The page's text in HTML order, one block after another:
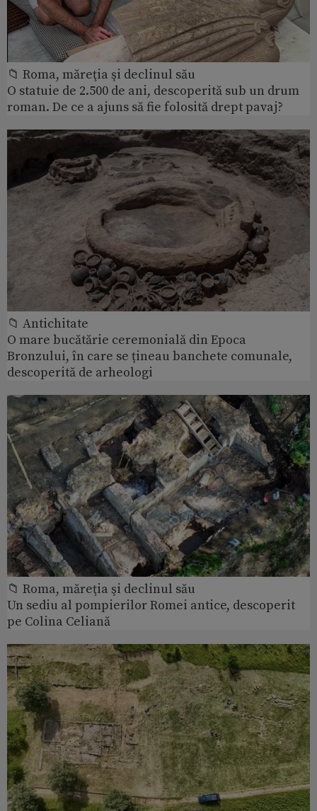
📁 Roma, măreţia şi declinul său
O statuie de 2.500 de ani, descoperită sub un drum
roman. De ce a ajuns să fie folosită drept pavaj?
📁 Antichitate
O mare bucătărie ceremonială din Epoca
Bronzului, în care se țineau banchete comunale,
descoperită de arheologi
📁 Roma, măreţia şi declinul său
Un sediu al pompierilor Romei antice, descoperit
pe Colina Celiană